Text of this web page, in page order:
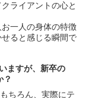
ライアントの心と
一人の身体の特徴
ると感じる瞬間で
ますが、新卒の
？
ちろん、実際にテ